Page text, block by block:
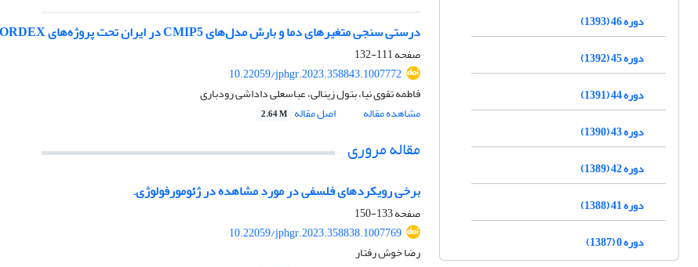
درستی سنجی متغیر‌های دما و بارش مدل‌های CMIP5 در ایران تحت پروژه‌های CORDEX و NEX-GDDP
صفحه111-132
10.22059/jphgr.2023.358843.1007772
فاطمه تقوی نیا، بتول زینالی، عباسعلی داداشی رودباری
مشاهده مقاله
اصل مقاله 2.64 M
مقاله مروری
برخی رویکردهای فلسفی در مورد مشاهده در ژئومورفولوژی.
صفحه133-150
10.22059/jphgr.2023.358838.1007769
رضا خوش رفتار
دوره 46 (1393)
دوره 45 (1392)
دوره 44 (1391)
دوره 43 (1390)
دوره 42 (1389)
دوره 41 (1388)
دوره 0 (1387)